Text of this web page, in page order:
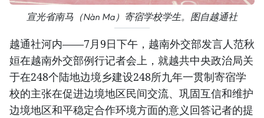
宣光省南马（Nàn Ma）寄宿学校学生。图自越通社
越通社河内——7月9日下午，越南外交部发言人范秋
姮在越南外交部例行记者会上，就越共中央政治局关
于在248个陆地边境乡建设248所九年一贯制寄宿学
校的主张在促进边境地区民间交流、巩固互信和维护
边境地区和平稳定合作环境方面的意义回答记者的提